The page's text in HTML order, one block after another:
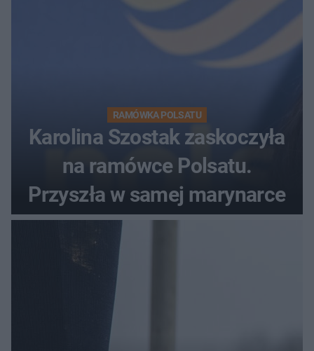
RAMÓWKA POLSATU
Karolina Szostak zaskoczyła
na ramówce Polsatu.
Przyszła w samej marynarce